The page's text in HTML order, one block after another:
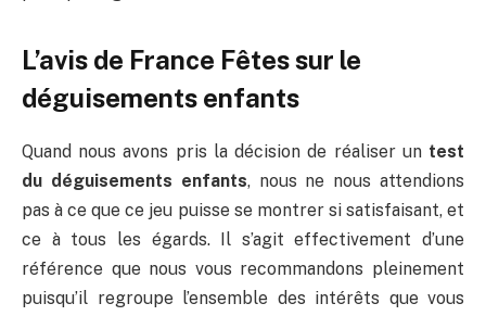
L’avis de France Fêtes sur le
déguisements enfants
Quand nous avons pris la décision de réaliser un test
du déguisements enfants, nous ne nous attendions
pas à ce que ce jeu puisse se montrer si satisfaisant, et
ce à tous les égards. Il s’agit effectivement d’une
référence que nous vous recommandons pleinement
puisqu’il regroupe l’ensemble des intérêts que vous